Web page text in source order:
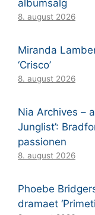
albumsalg
8. august 2026
Miranda
‘Crisco’
8. august 2026
Nia Archives –
Junglist’:
passionen
8. august 2026
Phoebe
dramaet